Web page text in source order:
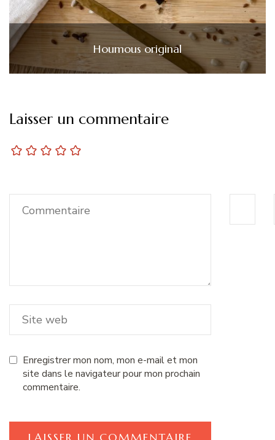
Houmous original
Laisser un commentaire
Enregistrer mon nom, mon e-mail et mon
site dans le navigateur pour mon prochain
commentaire.